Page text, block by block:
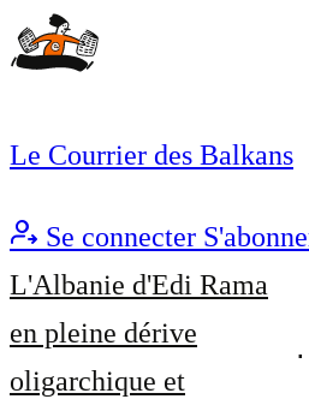
Le Courrier des Balkans
Se connecter
L'Albanie d'Edi Rama
en pleine dérive
oligarchique et